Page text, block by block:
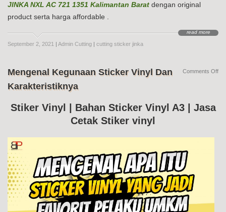
JINKA NXL AC 721 1351 Kalimantan Barat dengan original
product serta harga affordable .
read more
September 2, 2021 Admin Cutting cutting sticker jinka
Mengenal Kegunaan Sticker Vinyl Dan
Karakteristiknya
Stiker Vinyl | Bahan Sticker Vinyl A3 | Jasa
Cetak Stiker vinyl
Comments Offon